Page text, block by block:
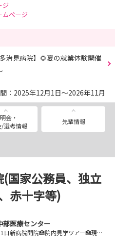
ジ
ムページ
多治見病院】🌻夏の就業体験開催
：2025年12月1日～2026年11月
会・
/選考情報
先輩情報
国家公務員、独立
赤十字等)
部医療センター
✨NEW✨2月1日新病院開院🏥院内見学ツアー🏥現在予約受付中です🙌利用される患者さんが「安心とやすらぎ」を感じられる医療サービスを提供しています